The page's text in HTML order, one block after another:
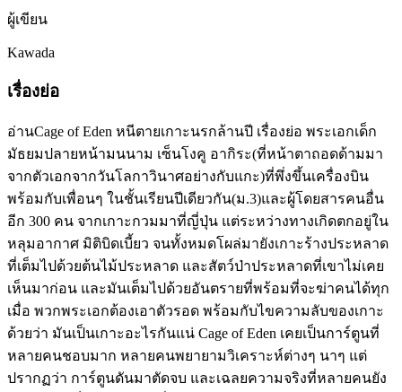
ผู้เขียน
Kawada
เรื่องย่อ
อ่านCage of Eden หนีตายเกาะนรกล้านปี เรื่องย่อ พระเอกเด็ก
มัธยมปลายหน้ามนนาม เซ็นโงคู อากิระ(ที่หน้าตาถอดด้ามมา
จากตัวเอกจากวันโลกาวินาศอย่างกับแกะ)ที่พึ่งขึ้นเครื่องบิน
พร้อมกับเพื่อนๆ ในชั้นเรียนปีเดียวกัน(ม.3)และผู้โดยสารคนอื่น
อีก 300 คน จากเกาะกวมมาที่ญี่ปุ่น แต่ระหว่างทางเกิดตกอยู่ใน
หลุมอากาศ มิติบิดเบี้ยว จนทั้งหมดโผล่มายังเกาะร้างประหลาด
ที่เต็มไปด้วยต้นไม้ประหลาด และสัตว์ป่าประหลาดที่เขาไม่เคย
เห็นมาก่อน และมันเต็มไปด้วยอันตรายที่พร้อมที่จะฆ่าคนได้ทุก
เมื่อ พวกพระเอกต้องเอาตัวรอด พร้อมกับไขความลับของเกาะ
ด้วยว่า มันเป็นเกาะอะไรกันแน่ Cage of Eden เคยเป็นการ์ตูนที่
หลายคนชอบมาก หลายคนพยายามวิเคราะห์ต่างๆ นาๆ แต่
ปรากฏว่า การ์ตูนดันมาตัดจบ และเฉลยความจริงที่หลายคนยัง